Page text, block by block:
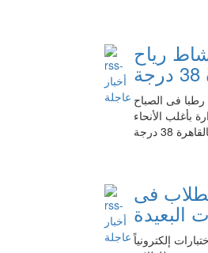
رياح
2026، طقسا مائلا للحرارة رطبا فى الصباح
بأغلب الأنحاء
درجة
فى
البعيدة
إلكترونياً